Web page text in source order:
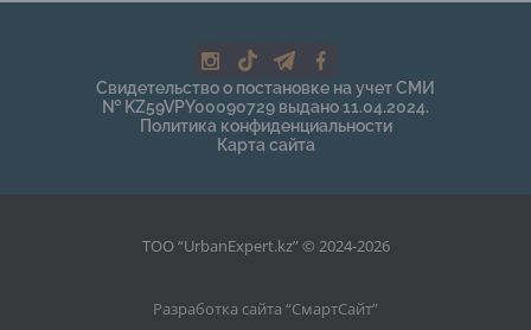
Свидетельство о постановке на учет СМИ
№ KZ59VPY00090729 выдано 11.04.2024.
Политика конфиденциальности
Карта сайта
ТОО “UrbanExpert.kz” © 2024-2026
Разработка сайта “СмартСайт”